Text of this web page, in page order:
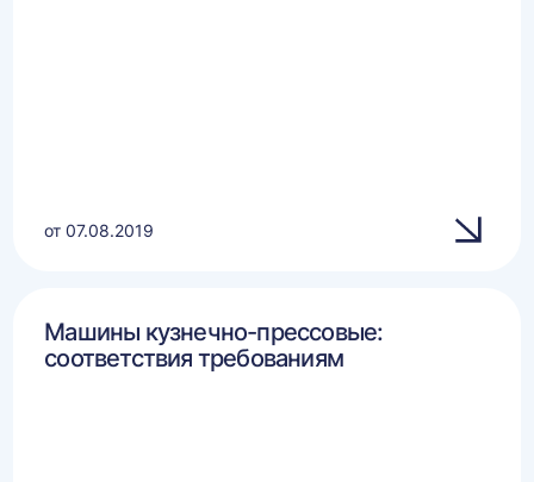
от 07.08.2019
Машины кузнечно-прессовые:
соответствия требованиям